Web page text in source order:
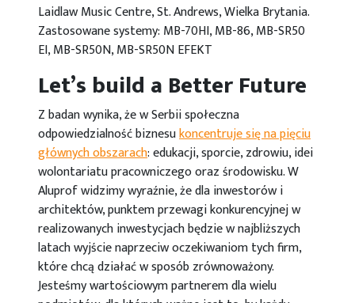
Laidlaw Music Centre, St. Andrews, Wielka Brytania.
Zastosowane systemy: MB-70HI, MB-86, MB-SR50
EI, MB-SR50N, MB-SR50N EFEKT
Let’s build a Better Future
Z badan wynika, że w Serbii społeczna
odpowiedzialność biznesukoncentruje się na pięciu
głównych obszarach: edukacji, sporcie, zdrowiu, idei
wolontariatu pracowniczego oraz środowisku. W
Aluprof widzimy wyraźnie, że dla inwestorów i
architektów, punktem przewagi konkurencyjnej w
realizowanych inwestycjach będzie w najbliższych
latach wyjście naprzeciw oczekiwaniom tych firm,
które chcą działać w sposób zrównoważony.
Jesteśmy wartościowym partnerem dla wielu